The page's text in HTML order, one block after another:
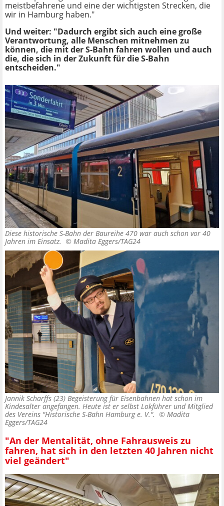
meistbefahrene und eine der wichtigsten Strecken, die
wir in Hamburg haben."
Und weiter: "Dadurch ergibt sich auch eine große
Verantwortung, alle Menschen mitnehmen zu
können, die mit der S-Bahn fahren wollen und auch
die, die sich in der Zukunft für die S-Bahn
entscheiden."
Diese historische S-Bahn der Baureihe 470 war auch schon vor 40
Jahren im Einsatz. © Madita Eggers/TAG24
Jannik Scharffs (23) Begeisterung für Eisenbahnen hat schon im
Kindesalter angefangen. Heute ist er selbst Lokführer und Mitglied
des Vereins "Historische S-Bahn Hamburg e. V.". © Madita
Eggers/TAG24
"An der Mentalität, ohne Fahrausweis zu
fahren, hat sich in den letzten 40 Jahren nicht
viel geändert"